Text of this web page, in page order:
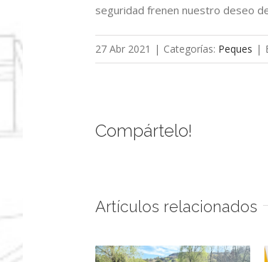
seguridad frenen nuestro deseo
27 Abr 2021 | Categorías: Peques |
Compártelo!
Artículos relacionados